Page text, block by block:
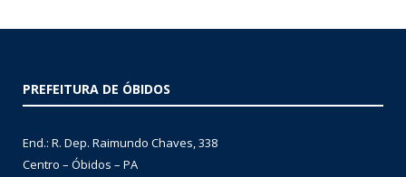
PREFEITURA DE ÓBIDOS
End.: R. Dep. Raimundo Chaves, 338
Centro – Óbidos – PA